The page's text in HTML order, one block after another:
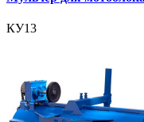
КУ13